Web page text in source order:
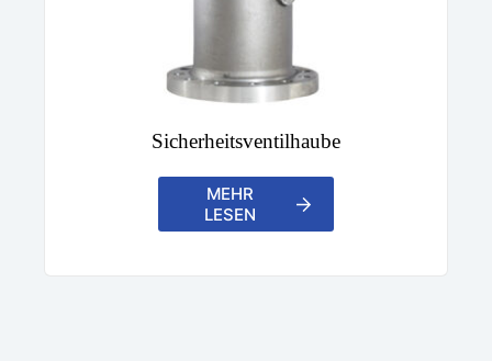
Sicherheitsventilhaube
MEHR
LESEN